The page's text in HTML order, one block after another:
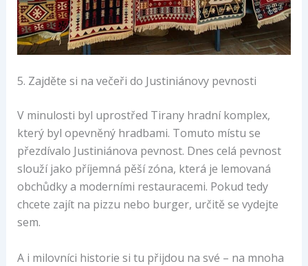
5. Zajděte si na večeři do Justiniánovy pevnosti
V minulosti byl uprostřed Tirany hradní komplex,
který byl opevněný hradbami. Tomuto místu se
přezdívalo Justiniánova pevnost. Dnes celá pevnost
slouží jako příjemná pěší zóna, která je lemovaná
obchůdky a moderními restauracemi. Pokud tedy
chcete zajít na pizzu nebo burger, určitě se vydejte
sem.
A i milovníci historie si tu přijdou na své – na mnoha